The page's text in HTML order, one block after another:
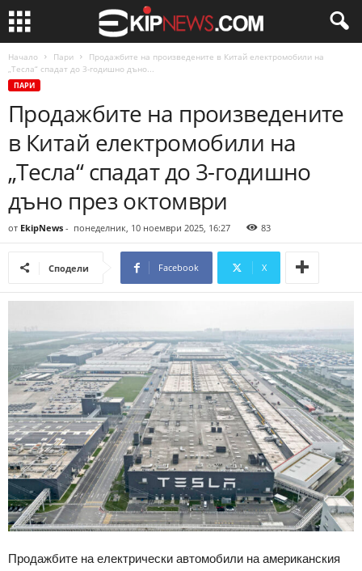
Начало Пари
Продажбите на произведените в Китай електромобили на
„Тесла“ спадат до 3-годишно дъно...
ПАРИ
Продажбите на произведените
в Китай електромобили на
„Тесла“ спадат до 3-годишно
дъно през октомври
от EkipNews - понеделник, 10 ноември 2025, 16:27 83
Сподели Facebook X
Продажбите на електрически автомобили на американския